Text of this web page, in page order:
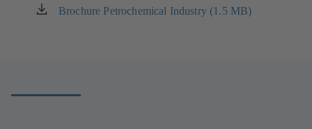
Brochure Petrochemical Industry (1.5 MB)
(új